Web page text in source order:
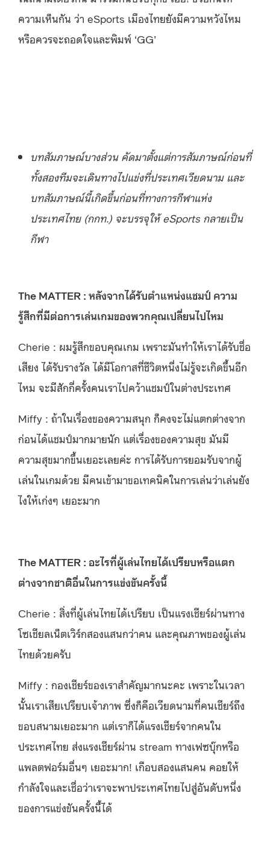
ความเห็นกัน ว่า eSports เมืองไทยยังมีความหวังไหม
หรือควรจะถอดใจและพิมพ์ ‘GG’
บทสัมภาษณ์บางส่วน คัดมาตั้งแต่การสัมภาษณ์ก่อนที่
ทั้งสองทีมจะเดินทางไปแข่งที่ประเทศเวียดนาม และ
บทสัมภาษณ์นี้เกิดขึ้นก่อนที่ทางการกีฬาแห่ง
ประเทศไทย (กกท.) จะบรรจุให้ eSports กลายเป็น
กีฬา
The MATTER : หลังจากได้รับตำแหน่งแชมป์ ความ
รู้สึกที่มีต่อการเล่นเกมของพวกคุณเปลี่ยนไปไหม
Cherie : ผมรู้สึกขอบคุณเกม เพราะมันทำให้เราได้รับชื่อ
เสียง ได้รับรางวัล ได้มีโอกาสที่ชีวิตหนึ่งไม่รู้จะเกิดขึ้นอีก
ไหม จะมีสักกี่ครั้งคนเราไปคว้าแชมป์ในต่างประเทศ
Miffy : ถ้าในเรื่องของความสนุก ก็คงจะไม่แตกต่างจาก
ก่อนได้แชมป์มากมายนัก แต่เรื่องของความสุข มันมี
ความสุขมากขึ้นเยอะเลยค่ะ การได้รับการยอมรับจากผู้
เล่นในเกมด้วย มีคนเข้ามาขอเทคนิคในการเล่นว่าเล่นยัง
ไงให้เก่งๆ เยอะมาก
The MATTER : อะไรที่ผู้เล่นไทยได้เปรียบหรือแตก
ต่างจากชาติอื่นในการแข่งขันครั้งนี้
Cherie : สิ่งที่ผู้เล่นไทยได้เปรียบ เป็นแรงเชียร์ผ่านทาง
โซเชียลเน็ตเวิร์กสองแสนกว่าคน และคุณภาพของผู้เล่น
ไทยด้วยครับ
Miffy : กองเชียร์ของเราสำคัญมากนะคะ เพราะในเวลา
นั้นเราเสียเปรียบเจ้าภาพ ซึ่งก็คือเวียดนามที่คนเชียร์ถึง
ขอบสนามเยอะมาก แต่เราก็ได้แรงเชียร์จากคนใน
ประเทศไทย ส่งแรงเชียร์ผ่าน stream ทางเฟซบุ๊กหรือ
แพลตฟอร์มอื่นๆ เยอะมาก! เกือบสองแสนคน คอยให้
กำลังใจและเชื่อว่าเราจะพาประเทศไทยไปสู่อันดับหนึ่ง
ของการแข่งขันครั้งนี้ได้